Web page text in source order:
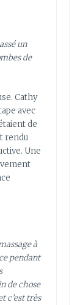
un
de
Cathy
avec
de
rendu
Une
à
pendant
de chose
c’est très